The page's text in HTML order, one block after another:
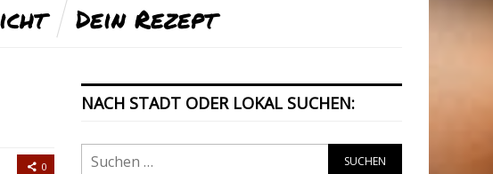
Dein Rezept
0
NACH STADT ODER LOKAL SUCHEN: